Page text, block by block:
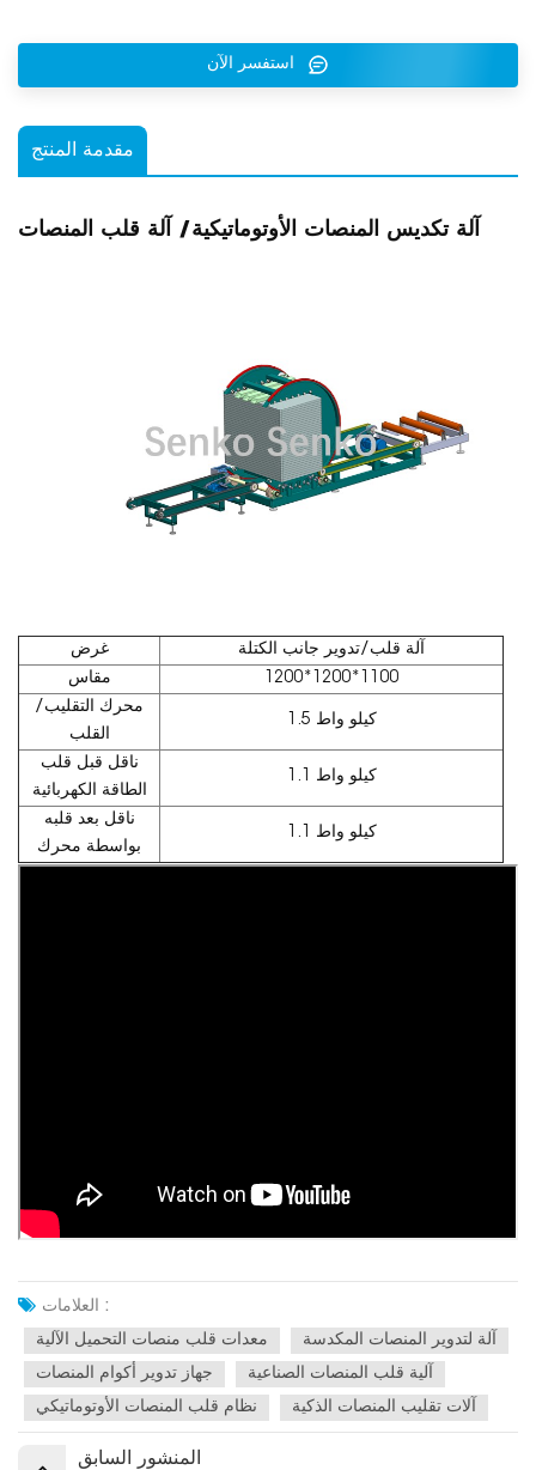
مقدمة المنتج
آلة تكديس المنصات الأوتوماتيكية/ آلة قلب المنصات
غرض
آلة قلب/تدوير جانب الكتلة
مقاس
1200*1200*1100
محرك التقليب/
القلب
1.5 كيلو واط
ناقل قبل قلب
الطاقة الكهربائية
1.1 كيلو واط
ناقل بعد قلبه
بواسطة محرك
1.1 كيلو واط
العلامات :
معدات قلب منصات التحميل الآلية
آلة لتدوير المنصات المكدسة
جهاز تدوير أكوام المنصات
آلية قلب المنصات الصناعية
نظام قلب المنصات الأوتوماتيكي
آلات تقليب المنصات الذكية
المنشور السابق